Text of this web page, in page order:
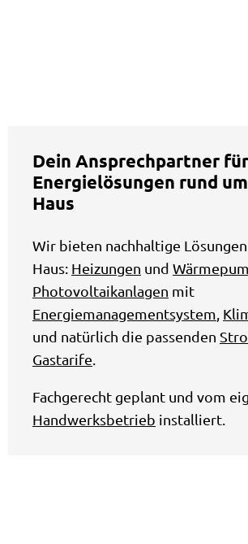
Dein Ansprechpartner
Energielösungen rund
Haus
Wir bieten nachhaltige
Haus: Heizungen und
Photovoltaikanlagen mit
Energiemanagementsystem
und natürlich die passenden
Gastarife
Fachgerecht geplant und vom
Handwerksbetrieb installiert.